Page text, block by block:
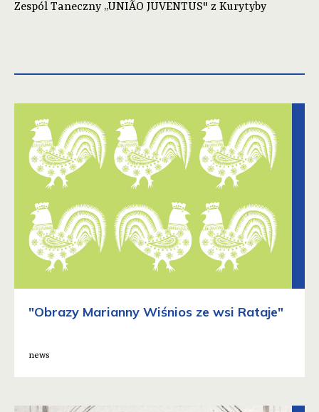
Zespól Taneczny „UNIÃO JUVENTUS" z Kurytyby
"Obrazy Marianny Wiśnios ze wsi Rataje"
news